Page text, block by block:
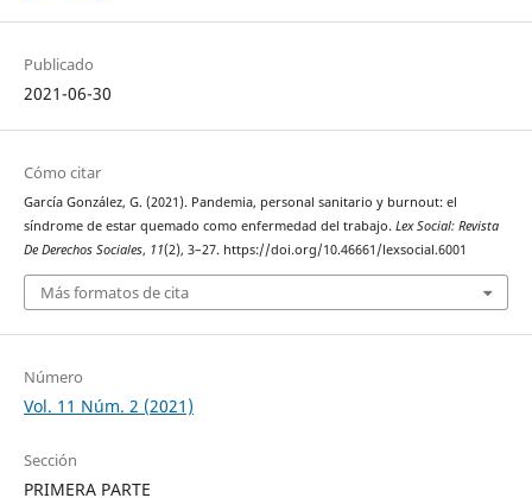
Publicado
2021-06-30
Cómo citar
García González, G. (2021). Pandemia, personal sanitario y burnout: el
síndrome de estar quemado como enfermedad del trabajo. Lex Social: Revista
De Derechos Sociales, 11(2), 3–27. https://doi.org/10.46661/lexsocial.6001
Más formatos de cita
Número
Vol. 11 Núm. 2 (2021)
Sección
PRIMERA PARTE